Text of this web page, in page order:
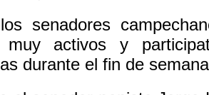
senadores
muy activos y
durante el fin de